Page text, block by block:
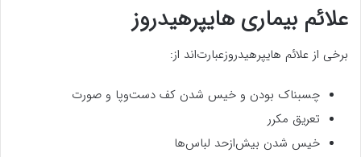
علائم بیماری هایپرهیدروز
برخی از علائم هایپرهیدروزعبارت‌اند از:
چسبناک بودن و خیس شدن کف دست‌وپا و صورت
تعریق مکرر
خیس شدن بیش‌ازحد لباس‌ها